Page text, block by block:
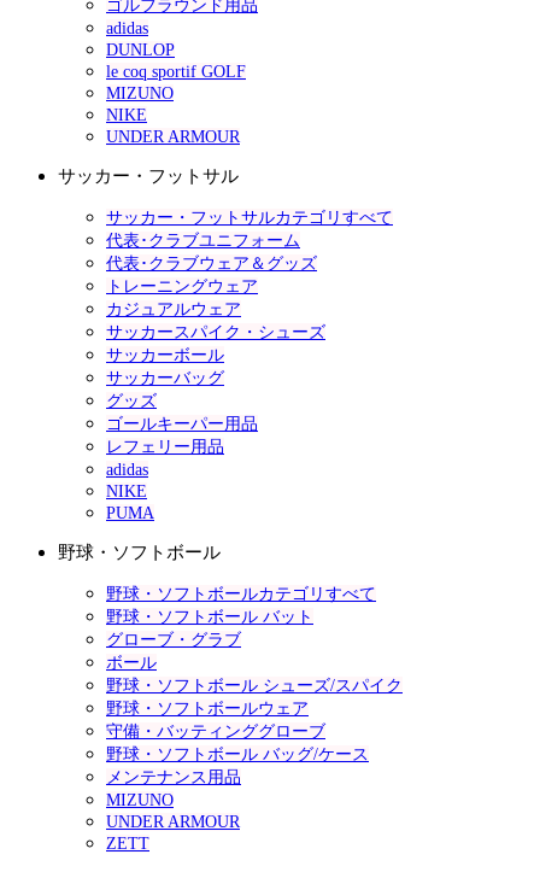
ゴルフラウンド用品
adidas
DUNLOP
le coq sportif GOLF
MIZUNO
NIKE
UNDER ARMOUR
サッカー・フットサル
サッカー・フットサルカテゴリすべて
代表･クラブユニフォーム
代表･クラブウェア＆グッズ
トレーニングウェア
カジュアルウェア
サッカースパイク・シューズ
サッカーボール
サッカーバッグ
グッズ
ゴールキーパー用品
レフェリー用品
adidas
NIKE
PUMA
野球・ソフトボール
野球・ソフトボールカテゴリすべて
野球・ソフトボール バット
グローブ・グラブ
ボール
野球・ソフトボール シューズ/スパイク
野球・ソフトボールウェア
守備・バッティンググローブ
野球・ソフトボール バッグ/ケース
メンテナンス用品
MIZUNO
UNDER ARMOUR
ZETT